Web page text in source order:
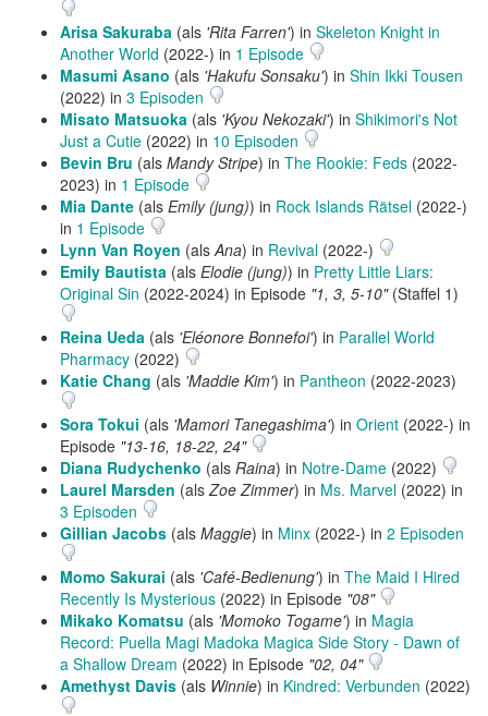
Arisa Sakuraba (als 'Rita Farren') in Skeleton Knight in
Another World (2022-) in 1 Episode
Masumi Asano (als 'Hakufu Sonsaku') in Shin Ikki Tousen
(2022) in 3 Episoden
Misato Matsuoka (als 'Kyou Nekozaki') in Shikimori's Not
Just a Cutie (2022) in 10 Episoden
Bevin Bru (als Mandy Stripe) in The Rookie: Feds (2022-
2023) in 1 Episode
Mia Dante (als Emily (jung)) in Rock Islands Rätsel (2022-)
in 1 Episode
Lynn Van Royen (als Ana) in Revival (2022-)
Emily Bautista (als Elodie (jung)) in Pretty Little Liars:
Original Sin (2022-2024) in Episode "1, 3, 5-10"(Staffel 1)
Reina Ueda (als 'Eléonore Bonnefoi') in Parallel World
Pharmacy (2022)
Katie Chang (als 'Maddie Kim') in Pantheon (2022-2023)
Sora Tokui (als 'Mamori Tanegashima') in Orient (2022-) in
Episode "13-16, 18-22, 24"
Diana Rudychenko (als Raina) in Notre-Dame (2022)
Laurel Marsden (als Zoe Zimmer) in Ms. Marvel (2022) in
3 Episoden
Gillian Jacobs (als Maggie) in Minx (2022-) in 2 Episoden
Momo Sakurai (als 'Café-Bedienung') in The Maid I Hired
Recently Is Mysterious (2022) in Episode "08"
Mikako Komatsu (als 'Momoko Togame') in Magia
Record: Puella Magi Madoka Magica Side Story - Dawn of
a Shallow Dream (2022) in Episode "02, 04"
Amethyst Davis (als Winnie) in Kindred: Verbunden (2022)